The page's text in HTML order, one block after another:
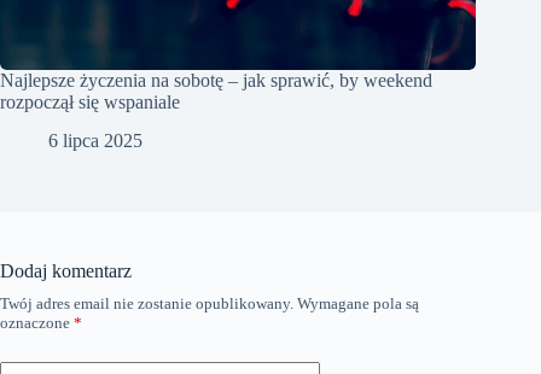
Najlepsze życzenia na sobotę – jak sprawić, by weekend
rozpoczął się wspaniale
6 lipca 2025
Dodaj komentarz
Twój adres email nie zostanie opublikowany. Wymagane pola są
oznaczone *